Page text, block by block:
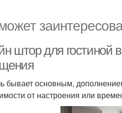
штор для гостиной
бывает основным,
от настроения или